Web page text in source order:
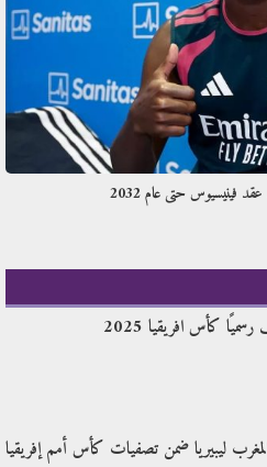
فينيسيوس حتى عام 2032
كأس افريقيا 2025
ليبيريا ضمن تصفيات كأس أمم إفريقيا